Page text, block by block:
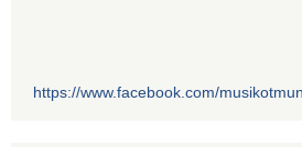
https://www.facebook.com/